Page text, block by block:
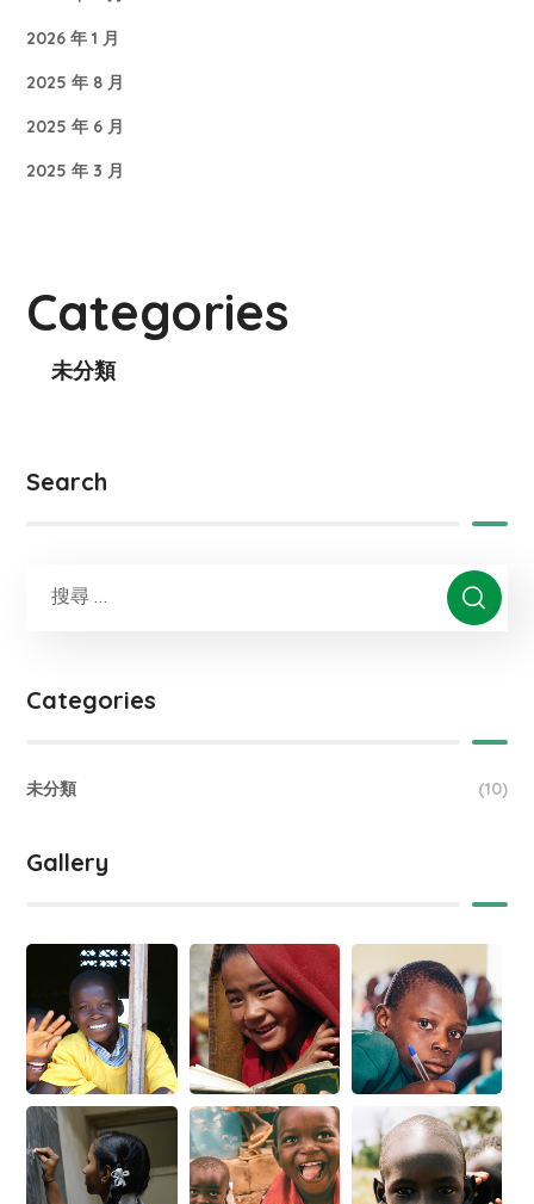
2026 年 1 月
2025 年 8 月
2025 年 6 月
2025 年 3 月
Categories
未分類
Search
Categories
未分類 (10)
Gallery